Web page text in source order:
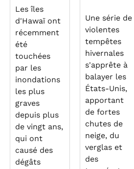
Les îles
d'Hawaï ont
récemment
été
touchées
par les
inondations
les plus
graves
depuis plus
de vingt ans,
qui ont
causé des
dégâts
Une série de
violentes
tempêtes
hivernales
s'apprête à
balayer les
États-Unis,
apportant
de fortes
chutes de
neige, du
verglas et
des